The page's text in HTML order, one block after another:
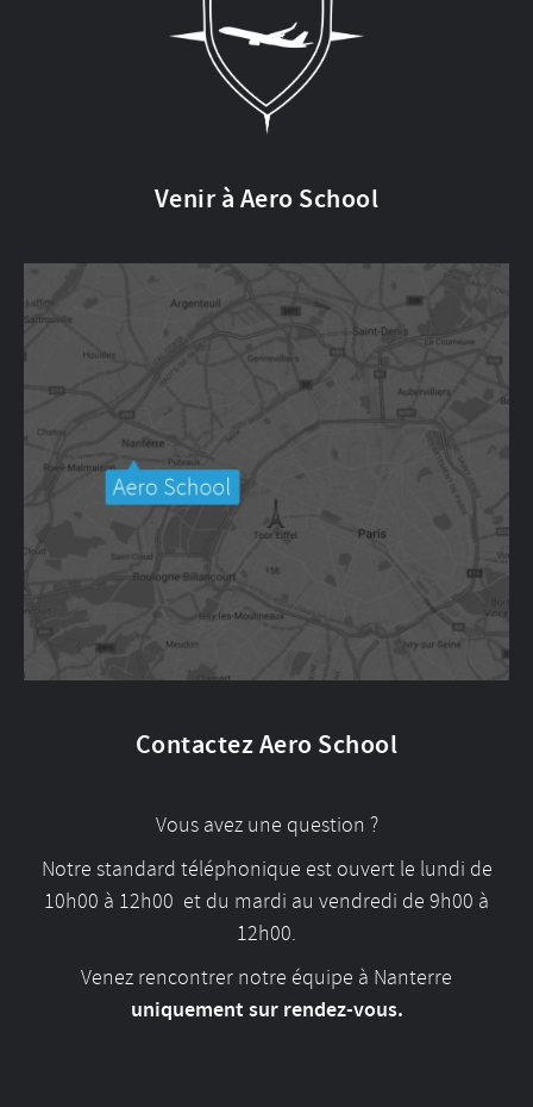
Venir à Aero School
Contactez Aero School
Vous avez une question ?
Notre standard téléphonique est ouvert le lundi de
10h00 à 12h00 et du mardi au vendredi de 9h00 à
12h00.
Venez rencontrer notre équipe à Nanterre
uniquement sur rendez-vous.